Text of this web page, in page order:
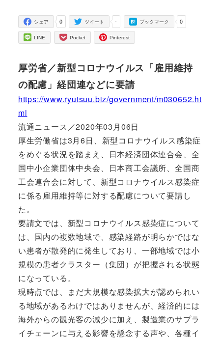
0
シェア -
ツイート 0
ブックマーク
LINE Pocket Pinterest
厚労省／新型コロナウイルス「雇用維持
の配慮」経団連などに要請
https://www.ryutsuu.biz/government/m030652.ht
ml
流通ニュース／2020年03月06日
厚生労働省は3月6日、新型コロナウイルス感染症
をめぐる状況を踏まえ、日本経済団体連合会、全
国中小企業団体中央会、日本商工会議所、全国商
工会連合会に対して、新型コロナウイルス感染症
に係る雇用維持等に対する配慮について要請し
た。
要請文では、新型コロナウイルス感染症について
は、国内の複数地域で、感染経路が明らかではな
い患者が散発的に発生しており、一部地域では小
規模の患者クラスター（集団）が把握される状態
になっている。
現時点では、まだ大規模な感染拡大が認められい
る地域があるわけではありませんが、経済的には
海外からの観光客の減少に加え、製造業のサプラ
イチェーンに与える影響を懸念する声や、各種イ